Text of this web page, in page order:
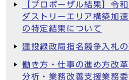
【プロポーザル結果】令
ダストリーエリア構築加
の特定結果について
建設緑政局指名競争入札
働き方・仕事の進め方改
分析・業務改善支援業務